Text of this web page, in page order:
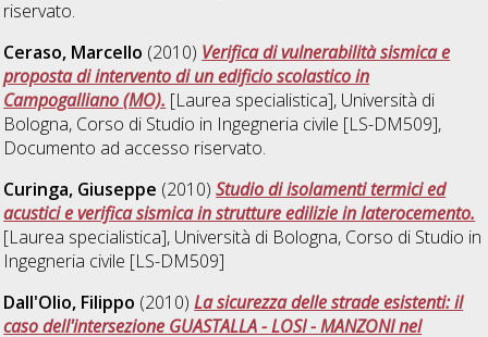
riservato.
Ceraso, Marcello (2010) Verifica di vulnerabilità sismica e
proposta di intervento di un edificio scolastico in
Campogalliano (MO). [Laurea specialistica], Università di
Bologna, Corso di Studio in Ingegneria civile [LS-DM509],
Documento ad accesso riservato.
Curinga, Giuseppe (2010)Studio di isolamenti termici ed
acustici e verifica sismica in strutture edilizie in laterocemento.
[Laurea specialistica], Università di Bologna, Corso di Studio in
Ingegneria civile [LS-DM509]
Dall'Olio, Filippo (2010)La sicurezza delle strade esistenti: il
caso dell'intersezione GUASTALLA - LOSI - MANZONI nel